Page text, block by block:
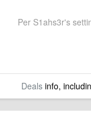
Per S1ahs3r's
Dealsinfo,